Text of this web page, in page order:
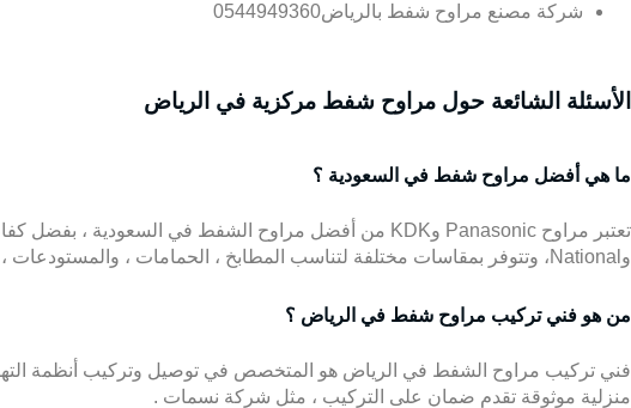
شركة مصنع مراوح شفط بالرياض0544949360
الأسئلة الشائعة حول مراوح شفط مركزية في الرياض
ما هي أفضل مراوح شفط في السعودية ؟
وNational، وتتوفر بمقاسات مختلفة لتناسب المطابخ ، الحمامات ، والمستودعات ، وينصح باختيار المروحة ذات المستوى المناسب من CFM بحسب مساحة المكان ، مع مراعاة مستوى الضجيج واستهلاك الطاقة .
من هو فني تركيب مراوح شفط في الرياض ؟
فني تركيب مراوح الشفط في الرياض هو المتخصص في توصيل وتركيب أنظمة
منزلية موثوقة تقدم ضمان على التركيب ، مثل شركة نسمات .